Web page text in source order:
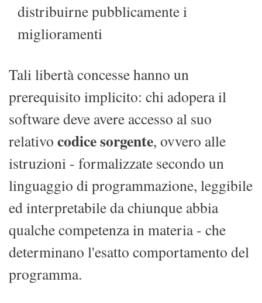
distribuirne pubblicamente i
miglioramenti
Tali libertà concesse hanno un
prerequisito implicito: chi adopera il
software deve avere accesso al suo
relativo codice sorgente, ovvero alle
istruzioni - formalizzate secondo un
linguaggio di programmazione, leggibile
ed interpretabile da chiunque abbia
qualche competenza in materia - che
determinano l'esatto comportamento del
programma.